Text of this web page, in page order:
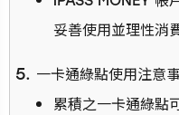
妥善使用並理性消
一卡通綠點使用注意
累積之一卡通綠點